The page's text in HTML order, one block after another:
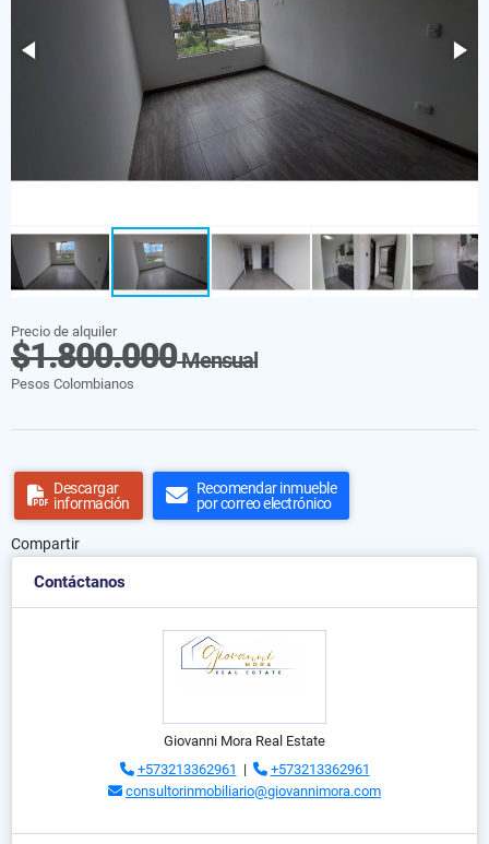
Precio de alquiler
$1.800.000Mensual
Pesos Colombianos
Descargar
información
Recomendar inmueble
por correo electrónico
Compartir
Contáctanos
Giovanni Mora Real Estate
+573213362961 |
+573213362961
consultorinmobiliario@giovannimora.com